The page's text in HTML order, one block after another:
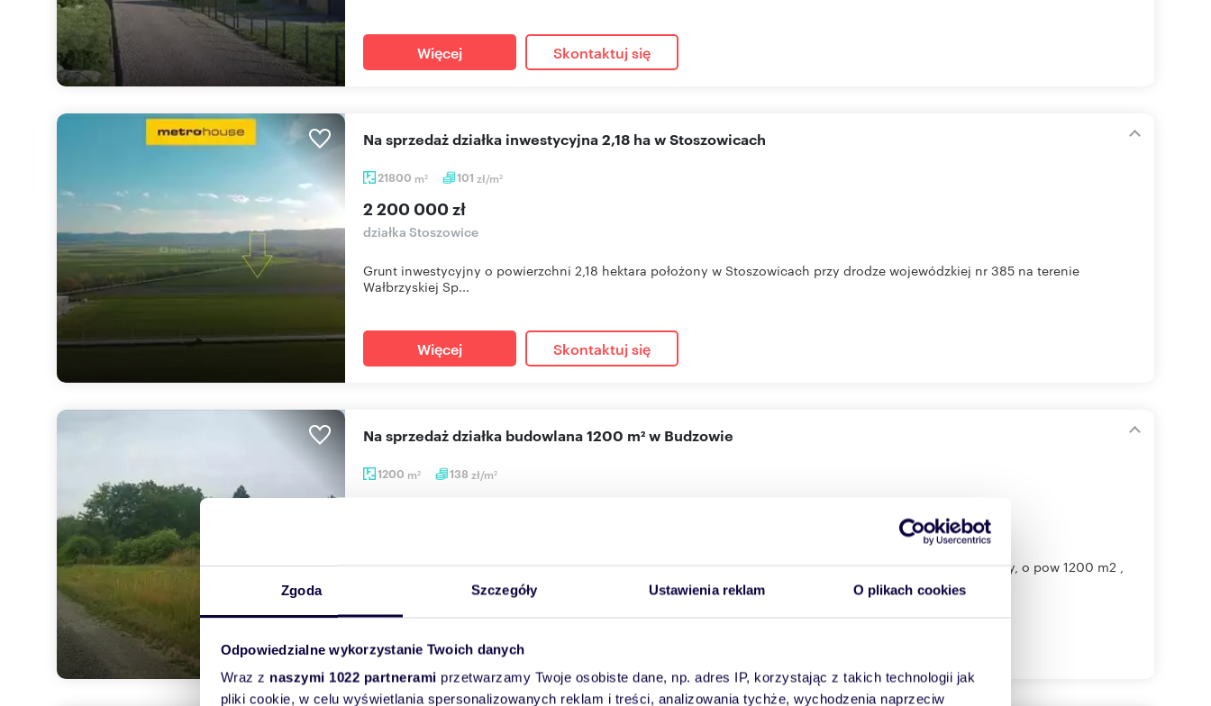
Zgoda Szczegóły Ustawienia reklam O plikach cookies
Odpowiedzialne wykorzystanie Twoich danych
Wraz z naszymi 1022 partnerami przetwarzamy Twoje osobiste dane, np. adres IP, korzystając z takich technologii jak
pliki cookie, w celu wyświetlania spersonalizowanych reklam i treści, analizowania tychże, wychodzenia naprzeciw
Więcej Skontaktuj się
21800 m2 101 zł/m2
Na sprzedaż działka inwestycyjna 2,18 ha w Stoszowicach
2 200 000 zł
działka Stoszowice
Grunt inwestycyjny o powierzchni 2,18 hektara położony w Stoszowicach przy drodze wojewódzkiej nr 385 na terenie
Wałbrzyskiej Sp...
Więcej Skontaktuj się
1200 m2 138 zł/m2
Na sprzedaż działka budowlana 1200 m² w Budzowie
OKAZJA!!! DZIAŁKA BUDOWLANA SPRZEDAŻ.w pięknej miejscowości Budzów , przy trasie do Srebrnej Góry, o pow 1200 m2 ,
Więcej